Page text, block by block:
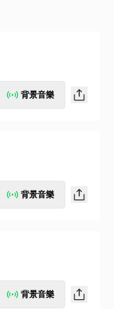
背景音樂
背景音樂
背景音樂